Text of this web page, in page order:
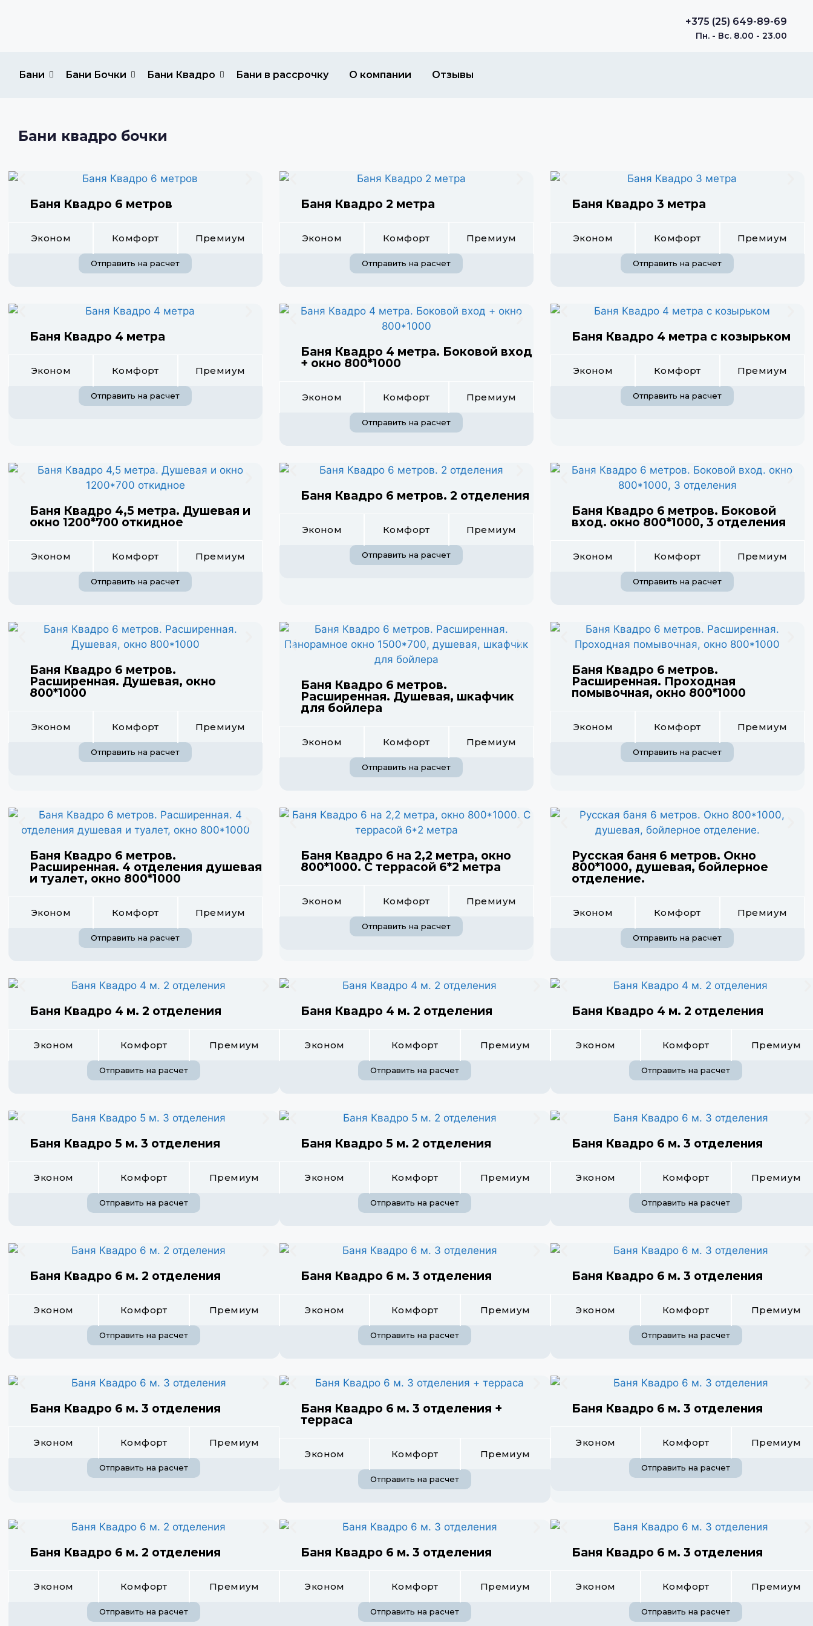
+375 (25) 649-89-69
Пн. - Вс. 8.00 - 23.00
Бани Бани Бочки Бани Квадро Бани в рассрочку О компании Отзывы
Бани квадро бочки
Баня Квадро 6 метров
Эконом Комфорт Премиум
Отправить на расчет
Баня Квадро 2 метра
Эконом Комфорт Премиум
Отправить на расчет
Баня Квадро 3 метра
Эконом Комфорт Премиум
Отправить на расчет
Баня Квадро 4 метра
Эконом Комфорт Премиум
Отправить на расчет
Баня Квадро 4 метра. Боковой вход
+ окно 800*1000
Эконом Комфорт Премиум
Отправить на расчет
Баня Квадро 4 метра с козырьком
Эконом Комфорт Премиум
Отправить на расчет
Баня Квадро 4,5 метра. Душевая и
окно 1200*700 откидное
Эконом Комфорт Премиум
Отправить на расчет
Баня Квадро 6 метров. 2 отделения
Эконом Комфорт Премиум
Отправить на расчет
Баня Квадро 6 метров. Боковой
вход. окно 800*1000, 3 отделения
Эконом Комфорт Премиум
Отправить на расчет
Баня Квадро 6 метров.
Расширенная. Душевая, окно
800*1000
Эконом Комфорт Премиум
Отправить на расчет
Баня Квадро 6 метров.
Расширенная. Душевая, шкафчик
для бойлера
Эконом Комфорт Премиум
Отправить на расчет
Баня Квадро 6 метров.
Расширенная. Проходная
помывочная, окно 800*1000
Эконом Комфорт Премиум
Отправить на расчет
Баня Квадро 6 метров.
Расширенная. 4 отделения душевая
и туалет, окно 800*1000
Эконом Комфорт Премиум
Отправить на расчет
Баня Квадро 6 на 2,2 метра, окно
800*1000. С террасой 6*2 метра
Эконом Комфорт Премиум
Отправить на расчет
Русская баня 6 метров. Окно
800*1000, душевая, бойлерное
отделение.
Эконом Комфорт Премиум
Отправить на расчет
Баня Квадро 4 м. 2 отделения
Эконом Комфорт Премиум
Отправить на расчет
Баня Квадро 4 м. 2 отделения
Эконом Комфорт Премиум
Отправить на расчет
Баня Квадро 4 м. 2 отделения
Эконом Комфорт Премиум
Отправить на расчет
Баня Квадро 5 м. 3 отделения
Эконом Комфорт Премиум
Отправить на расчет
Баня Квадро 5 м. 2 отделения
Эконом Комфорт Премиум
Отправить на расчет
Баня Квадро 6 м. 3 отделения
Эконом Комфорт Премиум
Отправить на расчет
Баня Квадро 6 м. 2 отделения
Эконом Комфорт Премиум
Отправить на расчет
Баня Квадро 6 м. 3 отделения
Эконом Комфорт Премиум
Отправить на расчет
Баня Квадро 6 м. 3 отделения
Эконом Комфорт Премиум
Отправить на расчет
Баня Квадро 6 м. 3 отделения
Эконом Комфорт Премиум
Отправить на расчет
Баня Квадро 6 м. 3 отделения +
терраса
Эконом Комфорт Премиум
Отправить на расчет
Баня Квадро 6 м. 3 отделения
Эконом Комфорт Премиум
Отправить на расчет
Баня Квадро 6 м. 2 отделения
Эконом Комфорт Премиум
Отправить на расчет
Баня Квадро 6 м. 3 отделения
Эконом Комфорт Премиум
Отправить на расчет
Баня Квадро 6 м. 3 отделения
Эконом Комфорт Премиум
Отправить на расчет